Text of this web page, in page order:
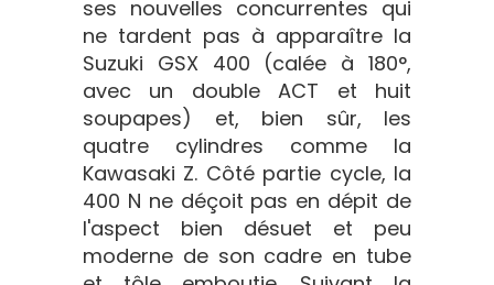
ses nouvelles concurrentes qui
ne tardent pas à apparaître la
Suzuki GSX 400 (calée à 180°,
avec un double ACT et huit
soupapes) et, bien sûr, les
quatre cylindres comme la
Kawasaki Z. Côté partie cycle, la
400 N ne déçoit pas en dépit de
l'aspect bien désuet et peu
moderne de son cadre en tube